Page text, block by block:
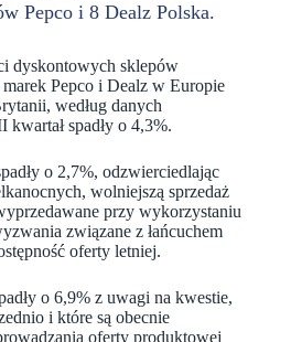
Pepco i 8 Dealz Polska.
dyskontowych sklepów
Pepco i Dealz w Europie
według danych
spadły o 4,3%.
o 2,7%, odzwierciedlając
wolniejszą sprzedaż
przy wykorzystaniu
związane z łańcuchem
oferty letniej.
o 6,9% z uwagi na kwestie,
i które są obecnie
oferty produktowej